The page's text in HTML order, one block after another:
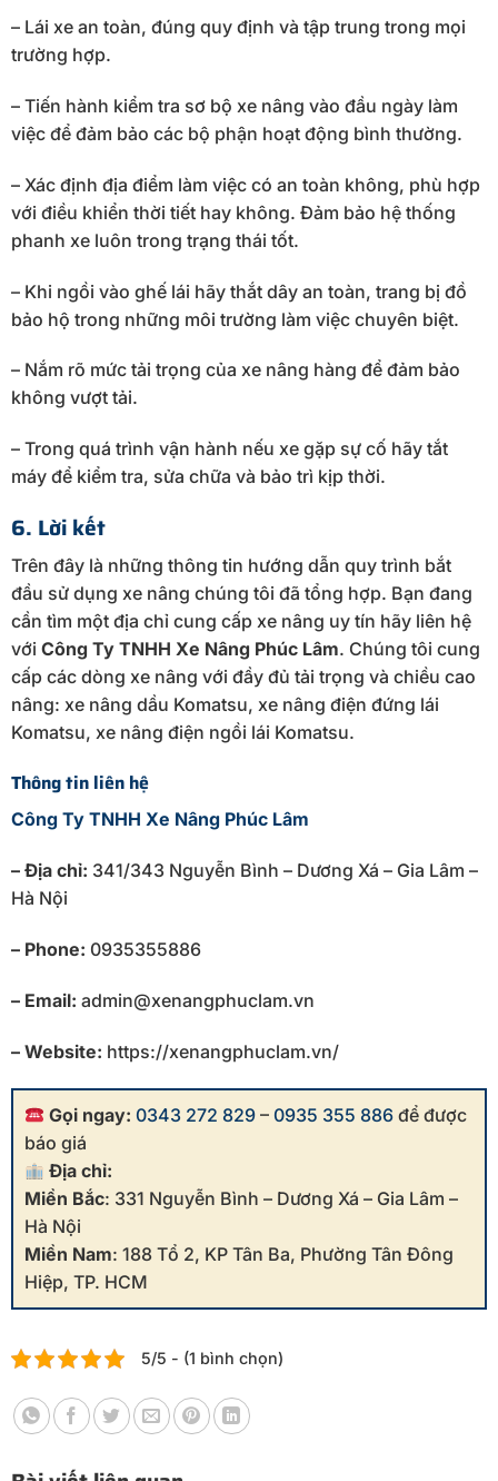
– Lái xe an toàn, đúng quy định và tập trung trong mọi
trường hợp.
– Tiến hành kiểm tra sơ bộ xe nâng vào đầu ngày làm
việc để đảm bảo các bộ phận hoạt động bình thường.
– Xác định địa điểm làm việc có an toàn không, phù hợp
với điều khiển thời tiết hay không. Đảm bảo hệ thống
phanh xe luôn trong trạng thái tốt.
– Khi ngồi vào ghế lái hãy thắt dây an toàn, trang bị đồ
bảo hộ trong những môi trường làm việc chuyên biệt.
– Nắm rõ mức tải trọng của xe nâng hàng để đảm bảo
không vượt tải.
– Trong quá trình vận hành nếu xe gặp sự cố hãy tắt
máy để kiểm tra, sửa chữa và bảo trì kịp thời.
6. Lời kết
Trên đây là những thông tin hướng dẫn quy trình bắt
đầu sử dụng xe nâng chúng tôi đã tổng hợp. Bạn đang
cần tìm một địa chỉ cung cấp xe nâng uy tín hãy liên hệ
với Công Ty TNHH Xe Nâng Phúc Lâm. Chúng tôi cung
cấp các dòng xe nâng với đầy đủ tải trọng và chiều cao
nâng: xe nâng dầu Komatsu, xe nâng điện đứng lái
Komatsu, xe nâng điện ngồi lái Komatsu.
Thông tin liên hệ
Công Ty TNHH Xe Nâng Phúc Lâm
– Địa chỉ: 341/343 Nguyễn Bình – Dương Xá – Gia Lâm –
Hà Nội
– Phone: 0935355886
– Email: admin@xenangphuclam.vn
– Website: https://xenangphuclam.vn/
Gọi ngay: 0343 272 829 –0935 355 886 để được
báo giá
Địa chỉ:
Miền Bắc: 331 Nguyễn Bình – Dương Xá – Gia Lâm –
Hà Nội
Miền Nam: 188 Tổ 2, KP Tân Ba, Phường Tân Đông
Hiệp, TP. HCM
5/5 - (1 bình chọn)